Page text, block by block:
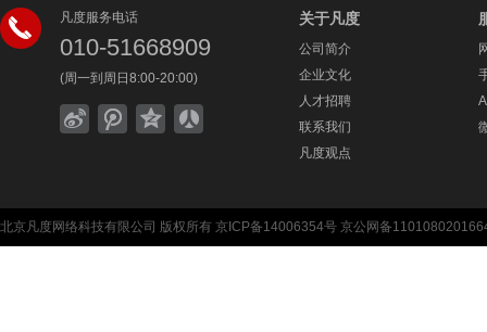
凡度服务电话
010-51668909
(周一到周日8:00-20:00)
关于凡度
公司简介
企业文化
人才招聘
联系我们
凡度观点
北京凡度网络科技有限公司 版权所有 京ICP备14006354号 京公网备